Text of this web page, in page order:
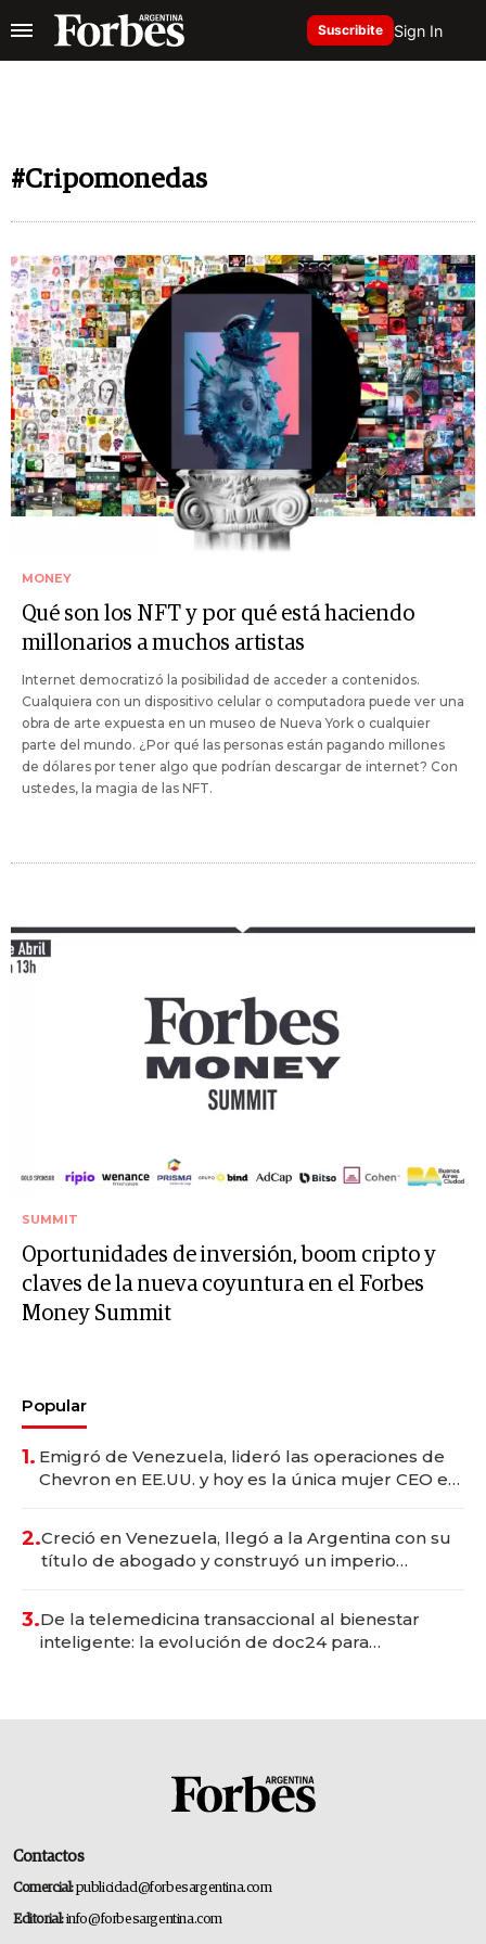
Suscribite Sign In
#Cripomonedas
MONEY
Qué son los NFT y por qué está haciendo
millonarios a muchos artistas
Internet democratizó la posibilidad de acceder a contenidos.
Cualquiera con un dispositivo celular o computadora puede ver una
obra de arte expuesta en un museo de Nueva York o cualquier
parte del mundo. ¿Por qué las personas están pagando millones
de dólares por tener algo que podrían descargar de internet? Con
ustedes, la magia de las NFT.
SUMMIT
Oportunidades de inversión, boom cripto y
claves de la nueva coyuntura en el Forbes
Money Summit
Popular
1. Emigró de Venezuela, lideró las operaciones de
Chevron en EE.UU. y hoy es la única mujer CEO en
2.Creció en Venezuela, llegó a la Argentina con su
título de abogado y construyó un imperio
3.De la telemedicina transaccional al bienestar
inteligente: la evolución de doc24 para
Contactos
Comercial:publicidad@forbesargentina.com
Editorial:info@forbesargentina.com